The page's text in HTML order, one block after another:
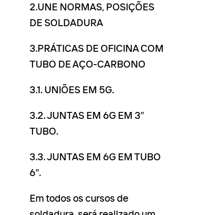
2.UNE NORMAS, POSIÇÕES
DE SOLDADURA
3.PRÁTICAS DE OFICINA COM
TUBO DE AÇO-CARBONO
3.1. UNIÕES EM 5G.
3.2. JUNTAS EM 6G EM 3″
TUBO.
3.3. JUNTAS EM 6G EM TUBO
6″.
Em todos os cursos de